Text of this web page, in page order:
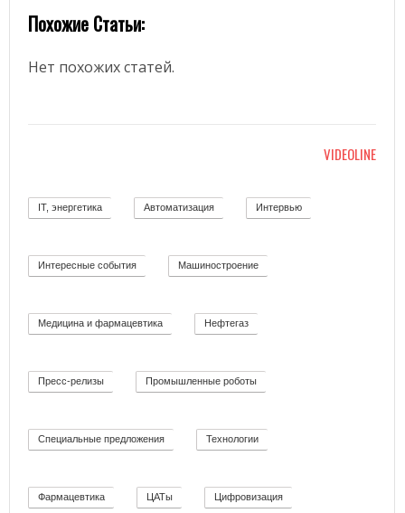
Похожие Статьи:
Нет похожих статей.
VIDEOLINE
IT, энергетика Автоматизация Интервью
Интересные события Машиностроение
Медицина и фармацевтика Нефтегаз
Пресс-релизы Промышленные роботы
Специальные предложения Технологии
Фармацевтика ЦАТы Цифровизация